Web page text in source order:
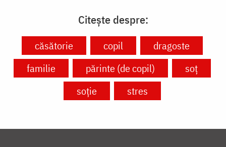
Citește despre:
căsătorie copil
dragoste
familie
părinte (de copil)
soț
soție
stres